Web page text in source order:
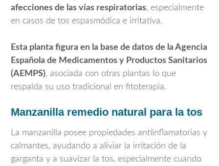
afecciones de las vías respiratorias, especialmente
en casos de tos espasmódica e irritativa.
Esta planta figura en la base de datos de la Agencia
Española de Medicamentos y Productos Sanitarios
(AEMPS), asociada con otras plantas lo que
respalda su uso tradicional en fitoterapia.
Manzanilla remedio natural para la tos
La manzanilla posee propiedades antiinflamatorias y
calmantes, ayudando a aliviar la irritación de la
garganta y a suavizar la tos, especialmente cuando